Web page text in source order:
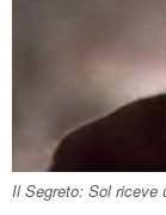
Il Segreto: Sol riceve